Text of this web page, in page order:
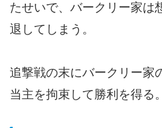
たせいで、バークリー家は
退してしまう。
追撃戦の末にバークリー家
当主を拘束して勝利を得る。